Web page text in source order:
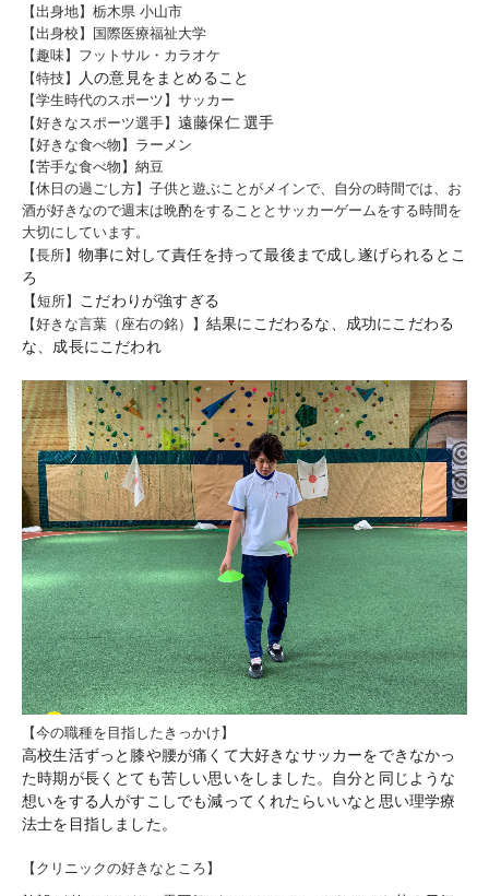
【出身地】栃木県 小山市
【出身校】国際医療福祉大学
【趣味】フットサル・カラオケ
【特技】
人の意見をまとめること
【学生時代のスポーツ】サッカー
【好きなスポーツ選手】 遠藤保仁 選手
【好きな食べ物】ラーメン
【苦手な食べ物】納豆
【休日の過ごし方】子供と遊ぶことがメインで、自分の時間では、お
酒が好きなので週末は晩酌をすることとサッカーゲームをする時間を
大切にしています。
【長所】 物事に対して責任を持って最後まで成し遂げられるとこ
ろ
【短所】 こだわりが強すぎる
【好きな言葉（座右の銘）】 結果にこだわるな、成功にこだわる
な、成長にこだわれ
【今の職種を目指したきっかけ】
高校生活ずっと膝や腰が痛くて大好きなサッカーをできなかっ
た時期が長くとても苦しい思いをしました。自分と同じような
想いをする人がすこしでも減ってくれたらいいなと思い理学療
法士を目指しました。
【クリニックの好きなところ】